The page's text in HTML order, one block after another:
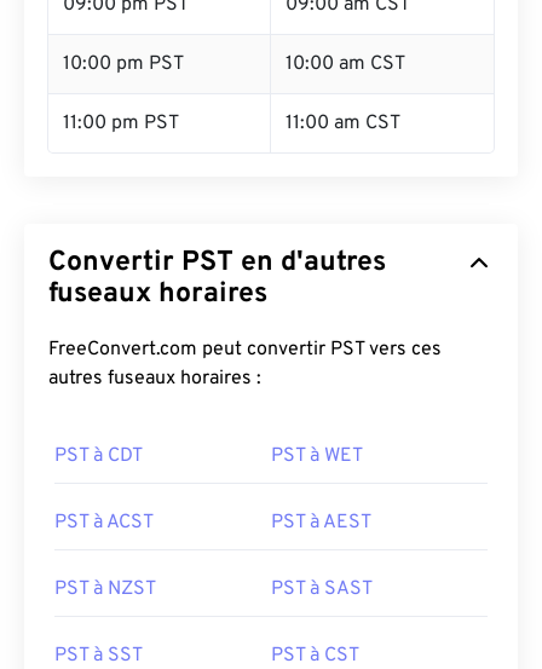
09:00 pm PST 09:00 am CST
10:00 pm PST 10:00 am CST
11:00 pm PST 11:00 am CST
Convertir PST en d'autres
fuseaux horaires
FreeConvert.com peut convertir PST vers ces
autres fuseaux horaires :
PST à CDT PST à WET
PST à ACST PST à AEST
PST à NZST PST à SAST
PST à SST PST à CST